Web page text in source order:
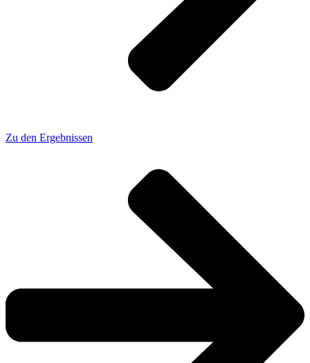
Zu den Ergebnissen